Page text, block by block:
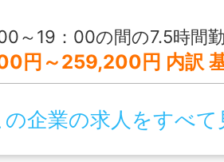
00の間の7.5時間勤務 ［土曜日］7：00
円 内訳 基本給：205,000円～224,200円 諸手当：23,000円
の企業の求人をすべて